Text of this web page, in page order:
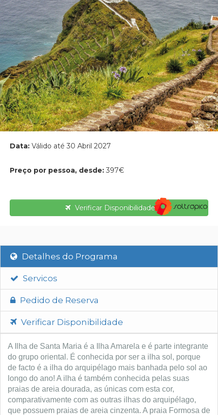
Data: Válido até 30 Abril 2027
Preço por pessoa, desde: 397€
Verificar Disponibilidade
Detalhes do Programa
Servicos
Pedido de Reserva
Verificar Disponibilidade
A Ilha de Santa Maria é a Ilha Amarela e é parte integrante
do grupo oriental. É conhecida por ser a ilha sol, porque
de facto é a ilha do arquipélago mais banhada pelo sol ao
longo do ano! A ilha é também conhecida pelas suas
praias de areia dourada, as únicas com esta cor,
comparativamente com as outras ilhas do arquipélago,
que possuem praias de areia cinzenta. A praia Formosa de